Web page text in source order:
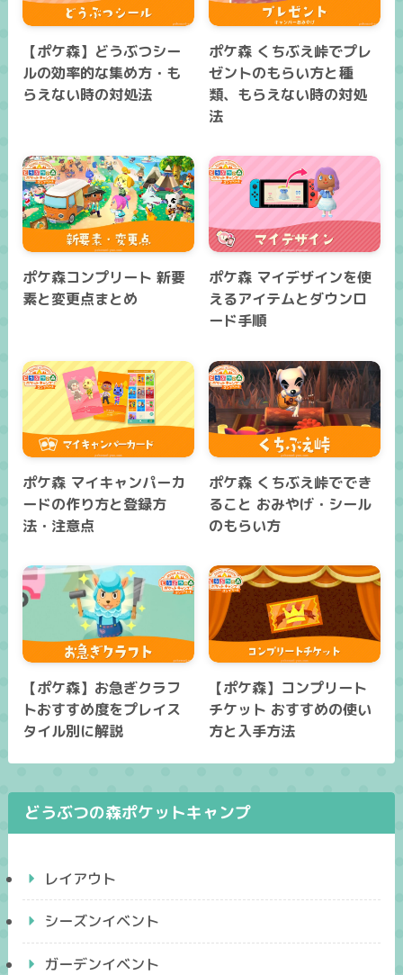
【ポケ森】どうぶつシー
ルの効率的な集め方・も
らえない時の対処法
ポケ森 くちぶえ峠でプレ
ゼントのもらい方と種
類、もらえない時の対処
法
ポケ森コンプリート 新要
素と変更点まとめ
ポケ森 マイデザインを使
えるアイテムとダウンロ
ード手順
ポケ森 マイキャンパーカ
ードの作り方と登録方
法・注意点
ポケ森 くちぶえ峠ででき
ること おみやげ・シール
のもらい方
【ポケ森】お急ぎクラフ
トおすすめ度をプレイス
タイル別に解説
【ポケ森】コンプリート
チケット おすすめの使い
方と入手方法
どうぶつの森ポケットキャンプ
レイアウト
シーズンイベント
ガーデンイベント